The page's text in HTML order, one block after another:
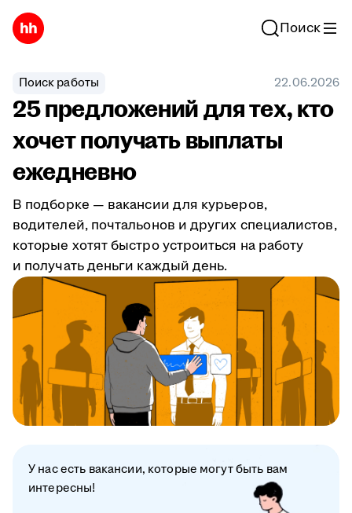
Поиск
Поиск работы 22.06.2026
25 предложений для тех, кто
хочет получать выплаты
ежедневно
В подборке — вакансии для курьеров,
водителей, почтальонов и других специалистов,
которые хотят быстро устроиться на работу
и получать деньги каждый день.
У нас есть вакансии, которые могут быть вам
интересны!